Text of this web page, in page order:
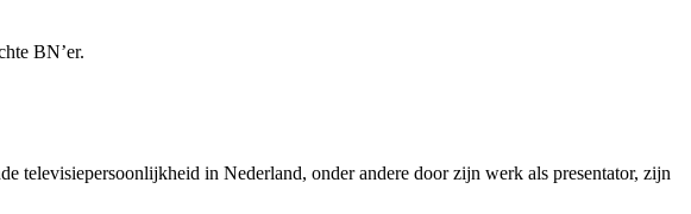
BN’er.
televisiepersoonlijkheid in Nederland, onder andere door zijn werk als presentator, zijn